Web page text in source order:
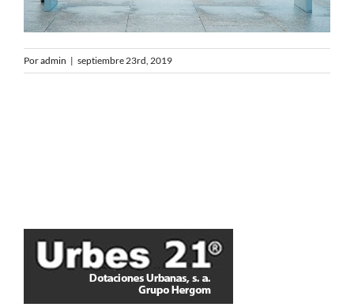
Poradmin | septiembre 23rd, 2019